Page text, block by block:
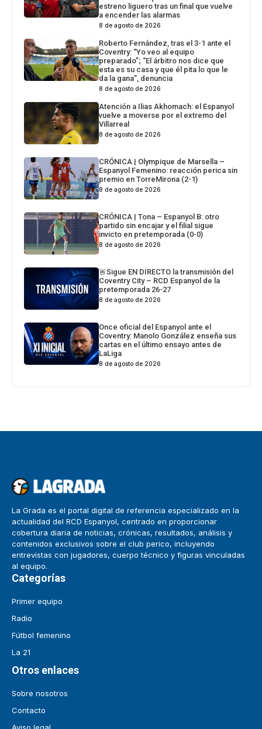
estreno liguero tras un final que vuelve
a encender las alarmas
8 de agosto de 2026
Roberto Fernández, tras el 3-1 ante el
Coventry: “Yo veo al equipo
preparado”; “El árbitro nos dice que
esta es su casa y que él pita lo que le
da la gana”, denuncia
8 de agosto de 2026
Atención a Ilias Akhomach: el Espanyol
vuelve a moverse por el extremo del
Villarreal
8 de agosto de 2026
CRÓNICA | Olympique de Marsella –
Espanyol Femenino: reacción perica sin
premio en TorreMirona (2-1)
8 de agosto de 2026
CRÓNICA | Tona – Espanyol B: otro
partido sin encajar y el filial sigue
invicto en pretemporada (0-0)
8 de agosto de 2026
🚨Sigue EN DIRECTO la transmisión del
Coventry City – RCD Espanyol de la
pretemporada 26-27
8 de agosto de 2026
Once oficial del Espanyol ante el
Coventry: Manolo González enseña sus
cartas en el último ensayo antes de
LaLiga
8 de agosto de 2026
La Grada es el portal digital de referencia especializado en la
actualidad del RCD Espanyol, centrado en proporcionar
cobertura diaria de noticias, crónicas, resultados, análisis y
contenidos exclusivos sobre el club perico, incluyendo
entrevistas con jugadores, cuerpo técnico y figuras vinculadas
al equipo.
Categorías
Primer equipo
Radio
Fútbol femenino
La 21
Otros enlaces
Sobre nosotros
Contacto
Aviso legal